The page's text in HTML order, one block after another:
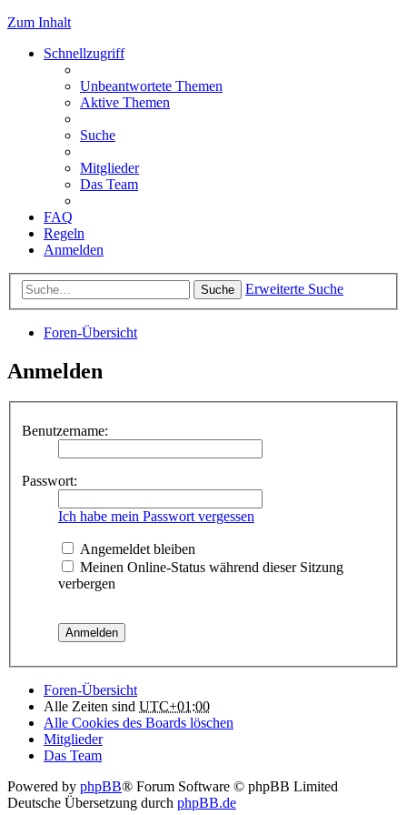
Zum Inhalt
Schnellzugriff
Unbeantwortete Themen
Aktive Themen
Suche
Mitglieder
Das Team
FAQ
Regeln
Anmelden
Suche Erweiterte Suche
Foren-Übersicht
Anmelden
Benutzername:
Passwort:
Ich habe mein Passwort vergessen
Angemeldet bleiben
Meinen Online-Status während dieser Sitzung
verbergen
Foren-Übersicht
Alle Zeiten sind UTC+01:00
Alle Cookies des Boards löschen
Mitglieder
Das Team
Powered by phpBB® Forum Software © phpBB Limited
Deutsche Übersetzung durch phpBB.de